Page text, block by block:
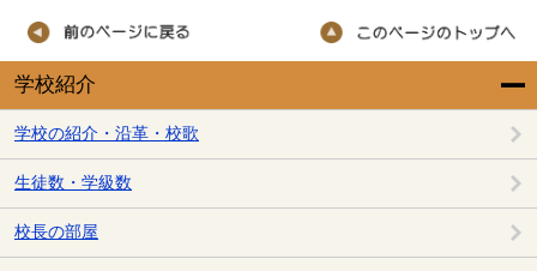
学校紹介
学校の紹介・沿革・校歌
生徒数・学級数
校長の部屋